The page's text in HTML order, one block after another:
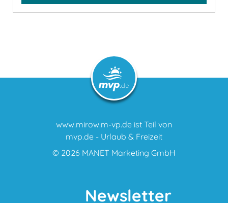
www.mirow.m-vp.de ist Teil von
mvp.de - Urlaub & Freizeit
© 2026 MANET Marketing GmbH
Newsletter